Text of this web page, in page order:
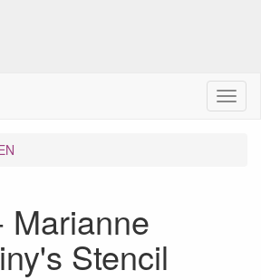
M
e
Marianne
Stencil